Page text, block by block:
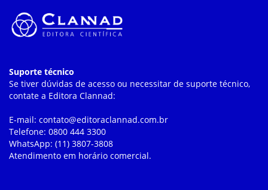
Suporte técnico
Se tiver dúvidas de acesso ou necessitar de suporte técnico,
contate a Editora Clannad:
E-mail: contato@editoraclannad.com.br
Telefone: 0800 444 3300
WhatsApp: (11) 3807-3808
Atendimento em horário comercial.